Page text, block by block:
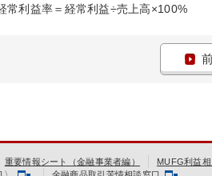
常利益率＝経常利益÷売上高×100%
重要情報シート（金融事業者編） MUFG利益